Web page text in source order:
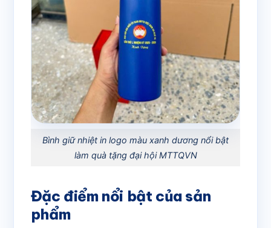
Bình giữ nhiệt in logo màu xanh dương nổi bật
làm quà tặng đại hội MTTQVN
Đặc điểm nổi bật của sản
phẩm